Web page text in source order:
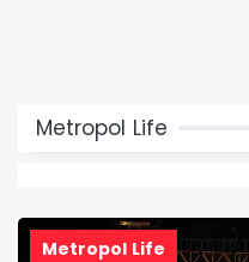
Metropol Life
Metropol Life